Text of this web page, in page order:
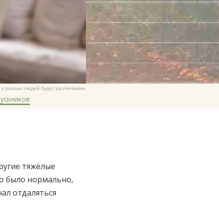
Китайский
Непальский
Арабский
Украинский
Хорватский
Турецкий
у разных людей будут различными.
тяжёлые
было нормально,
отдаляться